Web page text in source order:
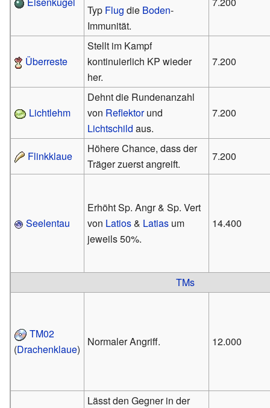
Typ Flug die Boden-
Immunität.
Überreste
Stellt im Kampf
kontinuierlich KP wieder
her.
7.200
Lichtlehm
Dehnt die Rundenanzahl
von Reflektorund
Lichtschild aus.
7.200
Flinkklaue
Höhere Chance, dass der
Träger zuerst angreift.
7.200
Seelentau
Erhöht Sp. Angr & Sp. Vert
von Latios& Latiasum
jeweils 50%.
14.400
TMs
TM02
(Drachenklaue)
Normaler Angriff. 12.000
Lässt den Gegner in der